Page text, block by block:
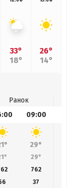
33°
18°
26°
14°
Ранок
09:00
29°
29°
762
37